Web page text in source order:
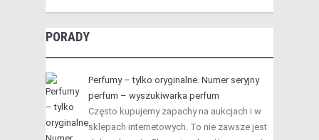
PORADY
Perfumy – tylko oryginalne. Numer seryjny
perfum – wyszukiwarka perfum
Często kupujemy zapachy na aukcjach i w
sklepach internetowych. To nie zawsze jest